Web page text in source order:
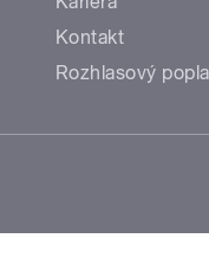
Kontakt
Rozhlasový